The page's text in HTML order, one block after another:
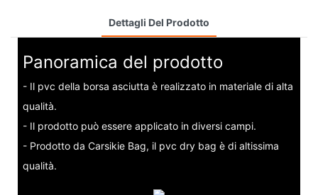
Dettagli Del Prodotto
Panoramica del prodotto
- Il pvc della borsa asciutta è realizzato in materiale di alta
qualità.
- Il prodotto può essere applicato in diversi campi.
- Prodotto da Carsikie Bag, il pvc dry bag è di altissima
qualità.